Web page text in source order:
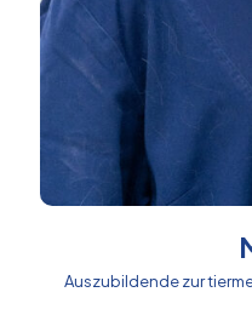
Auszubildende zur